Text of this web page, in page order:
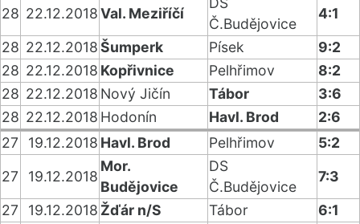
28 22.12.2018Val. Meziříčí
Č.Budějovice
4:1
28 22.12.2018Šumperk Písek
9:2
28 22.12.2018 Kopřivnice Pelhřimov
8:2
28 22.12.2018 Nový Jičín Tábor
3:6
28 22.12.2018 Hodonín Havl. Brod
2:6
27
19.12.2018 Havl. Brod Pelhřimov
5:2
27
19.12.2018
Mor.
Budějovice
DS
Č.Budějovice
7:3
27
19.12.2018 Žďár n/S Tábor
6:1